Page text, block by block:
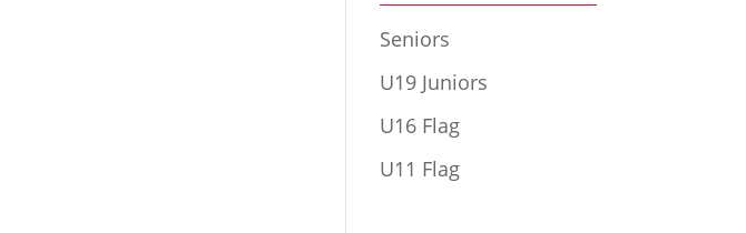
Seniors
U19 Juniors
U16 Flag
U11 Flag